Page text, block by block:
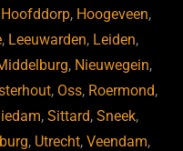
Hoofddorp, Hoogeveen,
, Leeuwarden, Leiden,
, Nieuwegein,
, Oss, Roermond,
, Sittard, Sneek,
, Utrecht,Veendam,